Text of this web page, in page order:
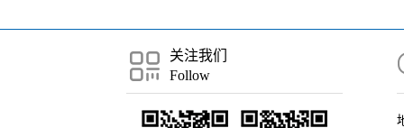
关注我们
Follow